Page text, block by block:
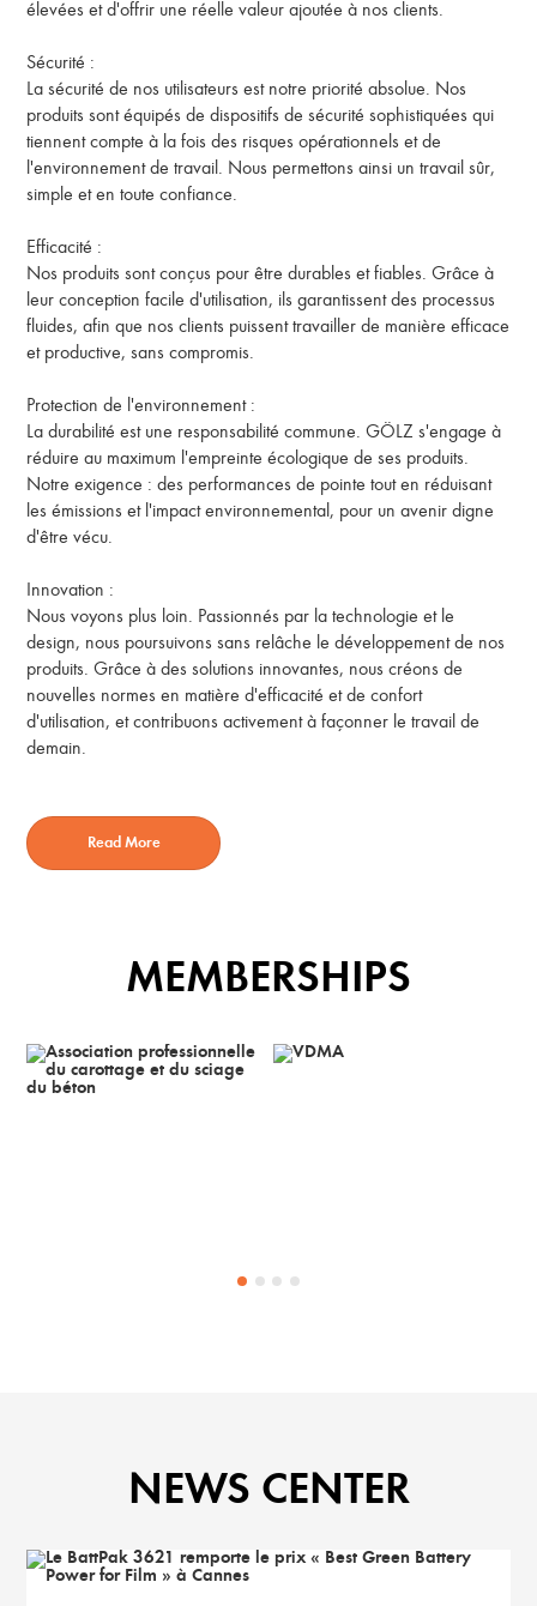
élevées et d'offrir une réelle valeur ajoutée à nos clients.
Sécurité :
La sécurité de nos utilisateurs est notre priorité absolue. Nos
produits sont équipés de dispositifs de sécurité sophistiquées qui
tiennent compte à la fois des risques opérationnels et de
l'environnement de travail. Nous permettons ainsi un travail sûr,
simple et en toute confiance.
Efficacité :
Nos produits sont conçus pour être durables et fiables. Grâce à
leur conception facile d'utilisation, ils garantissent des processus
fluides, afin que nos clients puissent travailler de manière efficace
et productive, sans compromis.
Protection de l'environnement :
La durabilité est une responsabilité commune. GÖLZ s'engage à
réduire au maximum l'empreinte écologique de ses produits.
Notre exigence : des performances de pointe tout en réduisant
les émissions et l'impact environnemental, pour un avenir digne
d'être vécu.
Innovation :
Nous voyons plus loin. Passionnés par la technologie et le
design, nous poursuivons sans relâche le développement de nos
produits. Grâce à des solutions innovantes, nous créons de
nouvelles normes en matière d'efficacité et de confort
d'utilisation, et contribuons activement à façonner le travail de
demain.
Read More
MEMBERSHIPS
NEWS CENTER